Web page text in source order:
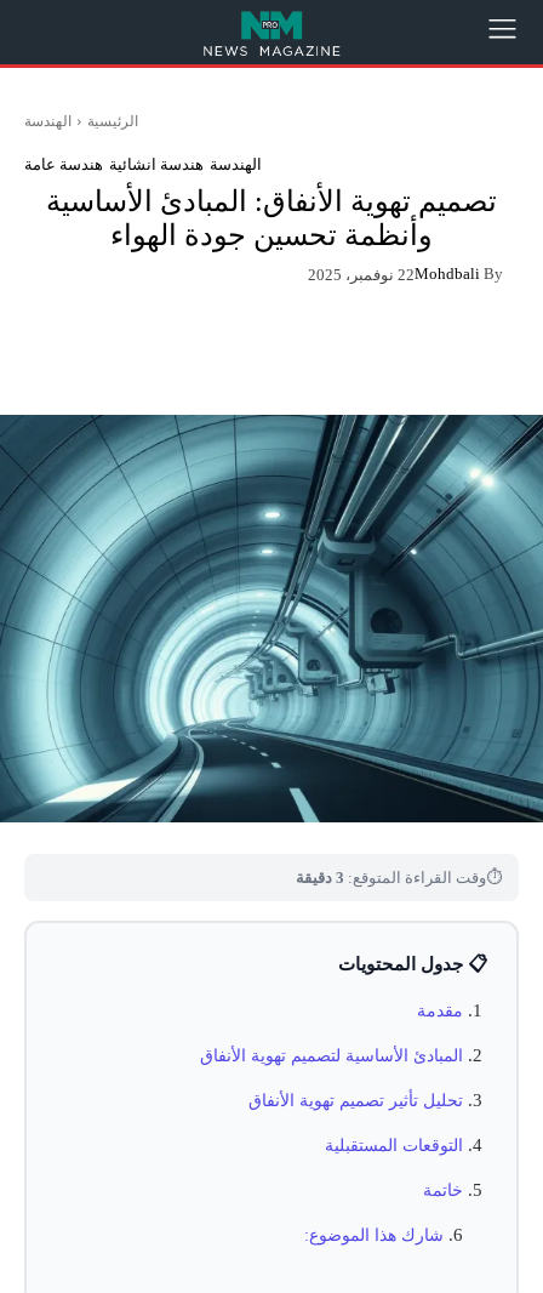
الرئيسية الهندسة
الهندسة هندسة انشائية هندسة عامة
تصميم تهوية الأنفاق: المبادئ الأساسية
وأنظمة تحسين جودة الهواء
By
Mohdbali22 نوفمبر، 2025
⏱وقت القراءة المتوقع: 3 دقيقة
📋 جدول المحتويات
مقدمة
المبادئ الأساسية لتصميم تهوية الأنفاق
تحليل تأثير تصميم تهوية الأنفاق
التوقعات المستقبلية
خاتمة
شارك هذا الموضوع: